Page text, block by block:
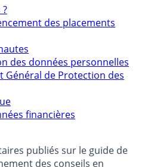
Conditions d’utilisation
des placements
des données personnelles
Général de Protection des